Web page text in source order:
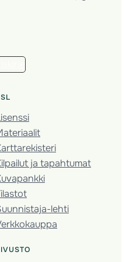
ja tapahtumat
lehti